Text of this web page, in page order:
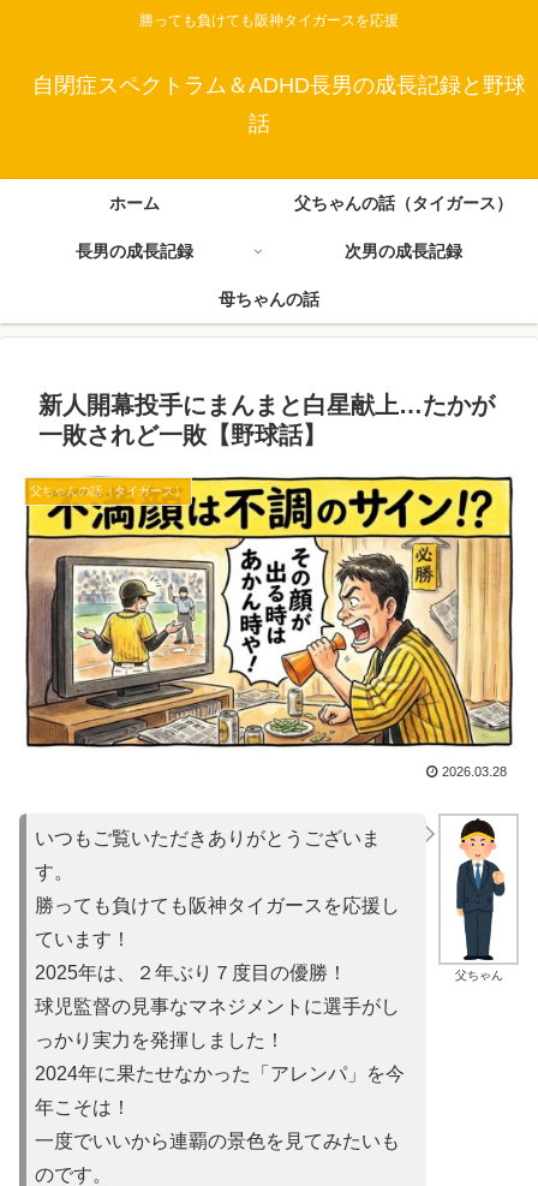
勝っても負けても阪神タイガースを応援
自閉症スペクトラム＆ADHD長男の成長記録と野球
話
ホーム 父ちゃんの話（タイガース）
長男の成長記録 次男の成長記録
母ちゃんの話
新人開幕投手にまんまと白星献上…たかが
一敗されど一敗【野球話】
父ちゃんの話（タイガース）
2026.03.28
父ちゃん
いつもご覧いただきありがとうございま
す。
勝っても負けても阪神タイガースを応援し
ています！
2025年は、２年ぶり７度目の優勝！
球児監督の見事なマネジメントに選手がし
っかり実力を発揮しました！
2024年に果たせなかった「アレンパ」を今
年こそは！
一度でいいから連覇の景色を見てみたいも
のです。